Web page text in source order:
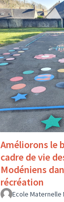
Améliorons le
cadre de vie
Modéniens
récréation
Ecole Maternelle